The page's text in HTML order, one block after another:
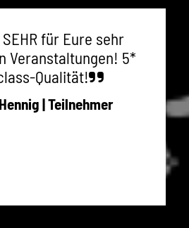
für Eure sehr
Veranstaltungen! 5*
Qualität!
| Teilnehmer